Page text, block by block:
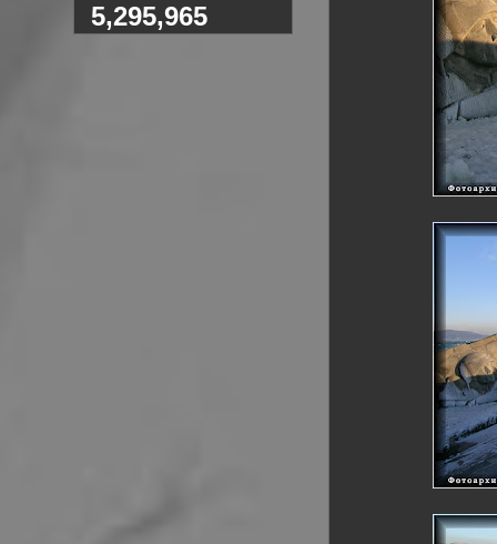
5,295,965